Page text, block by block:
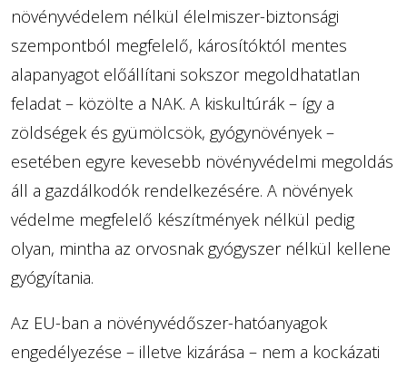
növényvédelem nélkül élelmiszer-biztonsági
szempontból megfelelő, károsítóktól mentes
alapanyagot előállítani sokszor megoldhatatlan
feladat – közölte a NAK. A kiskultúrák – így a
zöldségek és gyümölcsök, gyógynövények –
esetében egyre kevesebb növényvédelmi megoldás
áll a gazdálkodók rendelkezésére. A növények
védelme megfelelő készítmények nélkül pedig
olyan, mintha az orvosnak gyógyszer nélkül kellene
gyógyítania.
Az EU-ban a növényvédőszer-hatóanyagok
engedélyezése – illetve kizárása – nem a kockázati